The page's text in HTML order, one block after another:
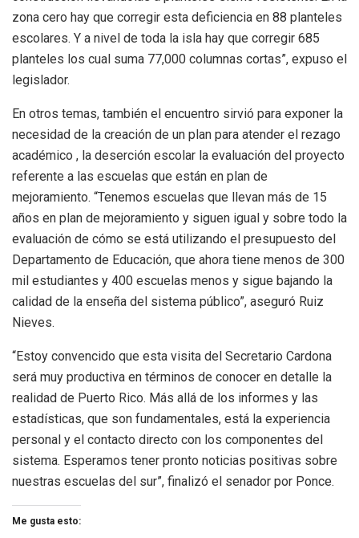
zona cero hay que corregir esta deficiencia en 88 planteles
escolares. Y a nivel de toda la isla hay que corregir 685
planteles los cual suma 77,000 columnas cortas”, expuso el
legislador.
En otros temas, también el encuentro sirvió para exponer la
necesidad de la creación de un plan para atender el rezago
académico , la deserción escolar la evaluación del proyecto
referente a las escuelas que están en plan de
mejoramiento. “Tenemos escuelas que llevan más de 15
años en plan de mejoramiento y siguen igual y sobre todo la
evaluación de cómo se está utilizando el presupuesto del
Departamento de Educación, que ahora tiene menos de 300
mil estudiantes y 400 escuelas menos y sigue bajando la
calidad de la enseña del sistema público”, aseguró Ruiz
Nieves.
“Estoy convencido que esta visita del Secretario Cardona
será muy productiva en términos de conocer en detalle la
realidad de Puerto Rico. Más allá de los informes y las
estadísticas, que son fundamentales, está la experiencia
personal y el contacto directo con los componentes del
sistema. Esperamos tener pronto noticias positivas sobre
nuestras escuelas del sur”, finalizó el senador por Ponce.
Me gusta esto: